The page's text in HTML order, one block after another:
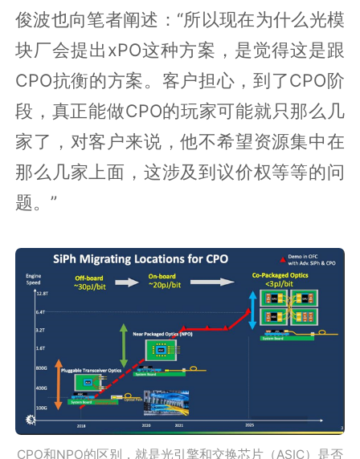
俊波也向笔者阐述：“所以现在为什么光模
块厂会提出xPO这种方案，是觉得这是跟
CPO抗衡的方案。客户担心，到了CPO阶
段，真正能做CPO的玩家可能就只那么几
家了，对客户来说，他不希望资源集中在
那么几家上面，这涉及到议价权等等的问
题。”
CPO和NPO的区别，就是光引擎和交换芯片（ASIC）是否